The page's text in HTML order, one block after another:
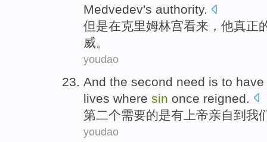
Medvedev's authority.
但是在克里姆林宫看来， 他真正
威。
youdao
And the second need is to have
lives where sin once reigned
第二个需要的是有 上帝亲自到我
youdao